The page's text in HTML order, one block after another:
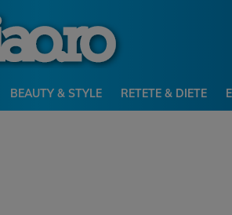
BEAUTY & STYLE RETETE & DIETE